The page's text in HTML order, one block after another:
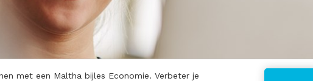
met een Maltha bijles Economie. Verbeter je